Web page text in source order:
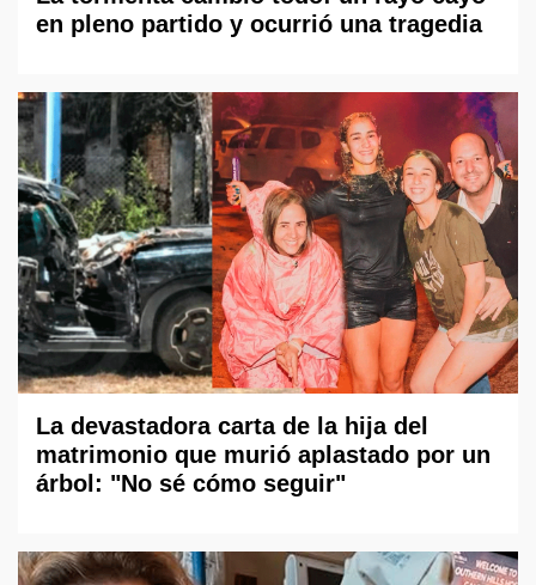
en pleno partido y ocurrió una tragedia
La devastadora carta de la hija del
matrimonio que murió aplastado por un
árbol: "No sé cómo seguir"